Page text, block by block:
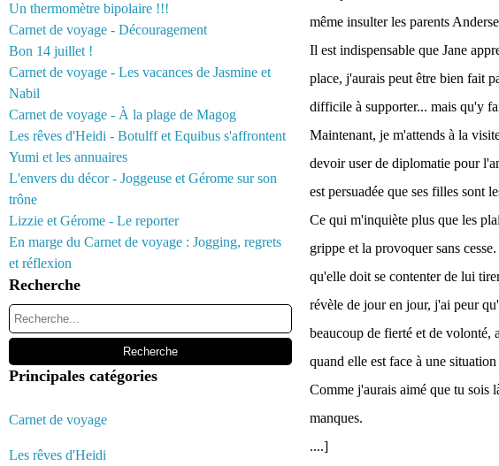
Un thermomètre bipolaire !!!
Carnet de voyage - Découragement
Bon 14 juillet !
Carnet de voyage - Les vacances de Jasmine et
Nabil
Carnet de voyage - À la plage de Magog
Les rêves d'Heidi - Botulff et Equibus s'affrontent
Yumi et les annuaires
L'envers du décor - Joggeuse et Gérome sur son
trône
Lizzie et Gérome - Le reporter
En marge du Carnet de voyage : Jogging, regrets
et réflexion
Recherche
Principales catégories
Carnet de voyage
Les rêves d'Heidi
même insulter les parents
Il est indispensable que Jane
place, j'aurais peut être bien fait
difficile à supporter... mais qu'y
Maintenant, je m'attends à la
devoir user de diplomatie pour
est persuadée que ses filles sont
Ce qui m'inquiète plus que les
grippe et la provoquer sans
qu'elle doit se contenter de lui
révèle de jour en jour, j'ai peur
beaucoup de fierté et de volonté,
quand elle est face à une
Comme j'aurais aimé que tu sois
manques.
....]